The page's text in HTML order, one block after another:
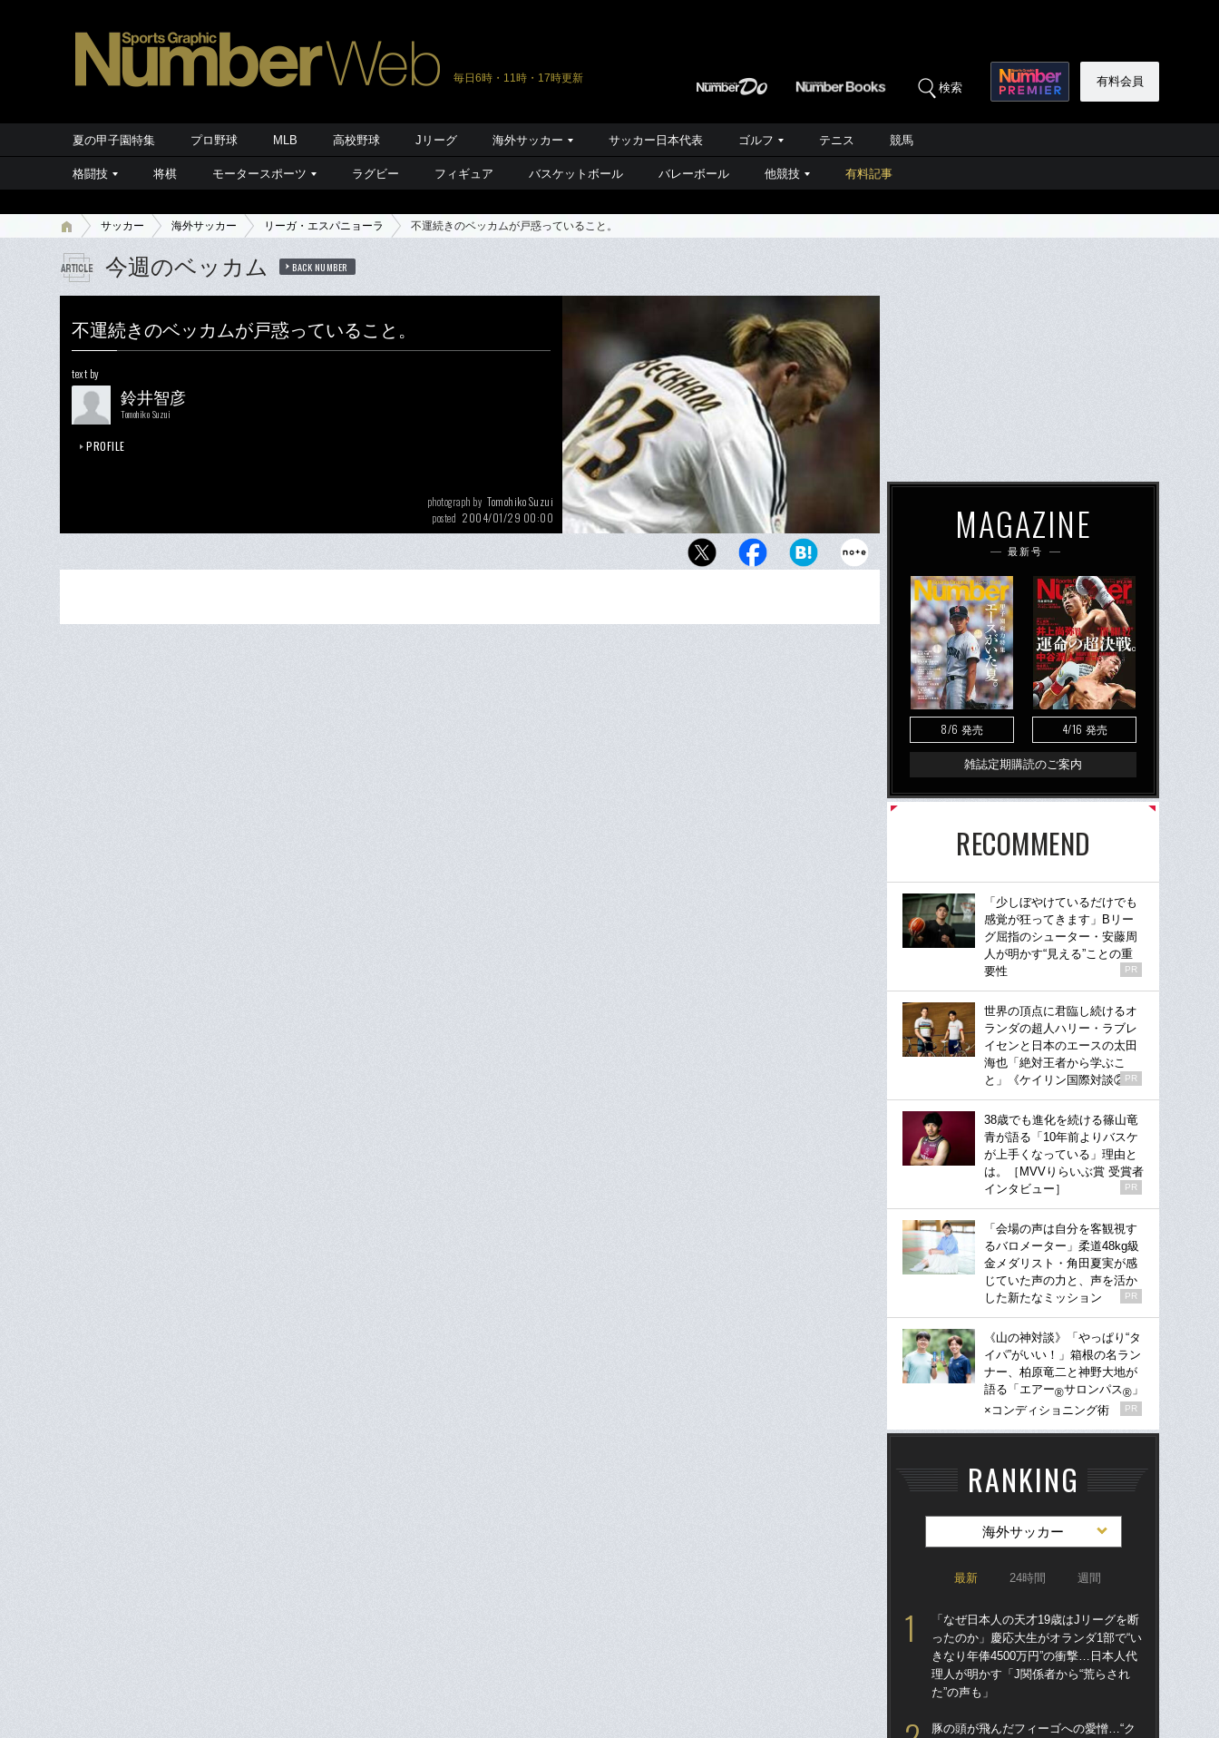
毎日6時・11時・17時更新
検索 有料会員
夏の甲子園特集 プロ野球 MLB 高校野球 Jリーグ 海外サッカー サッカー日本代表 ゴルフ テニス 競馬
格闘技 将棋 モータースポーツ ラグビー フィギュア バスケットボール バレーボール 他競技 有料記事
サッカー 海外サッカー リーガ・エスパニョーラ 不運続きのベッカムが戸惑っていること。
今週のベッカム BACK NUMBER
不運続きのベッカムが戸惑っていること。
text by
鈴井智彦
Tomohiko Suzui
PROFILE
photograph by Tomohiko Suzui
posted 2004/01/29 00:00 MAGAZINE
最新号
8/6 発売 4/16 発売
雑誌定期購読のご案内
RECOMMEND
「少しぼやけているだけでも
感覚が狂ってきます」Bリー
グ屈指のシューター・安藤周
人が明かす“見える”ことの重
要性
PR
世界の頂点に君臨し続けるオ
ランダの超人ハリー・ラブレ
イセンと日本のエースの太田
海也「絶対王者から学ぶこ
と」《ケイリン国際対談②》
PR
38歳でも進化を続ける篠山竜
青が語る「10年前よりバスケ
が上手くなっている」理由と
は。［MVVりらいぶ賞 受賞者
インタビュー］
PR
「会場の声は自分を客観視す
るバロメーター」柔道48kg級
金メダリスト・角田夏実が感
じていた声の力と、声を活か
した新たなミッション
PR
《山の神対談》「やっぱり“タ
イパ”がいい！」箱根の名ラン
ナー、柏原竜二と神野大地が
語る「エアー®サロンパス® 」
×コンディショニング術
PR
RANKING
海外サッカー
最新 24時間 週間
「なぜ日本人の天才19歳はJリーグを断
ったのか」慶応大生がオランダ1部で“い
きなり年俸4500万円”の衝撃…日本人代
理人が明かす「J関係者から“荒らされ
た”の声も」
豚の頭が飛んだフィーゴへの愛憎…“ク